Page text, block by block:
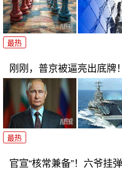
最热
刚刚，普京被逼亮出底牌
最热
官宣“核常兼备”！六爷挂